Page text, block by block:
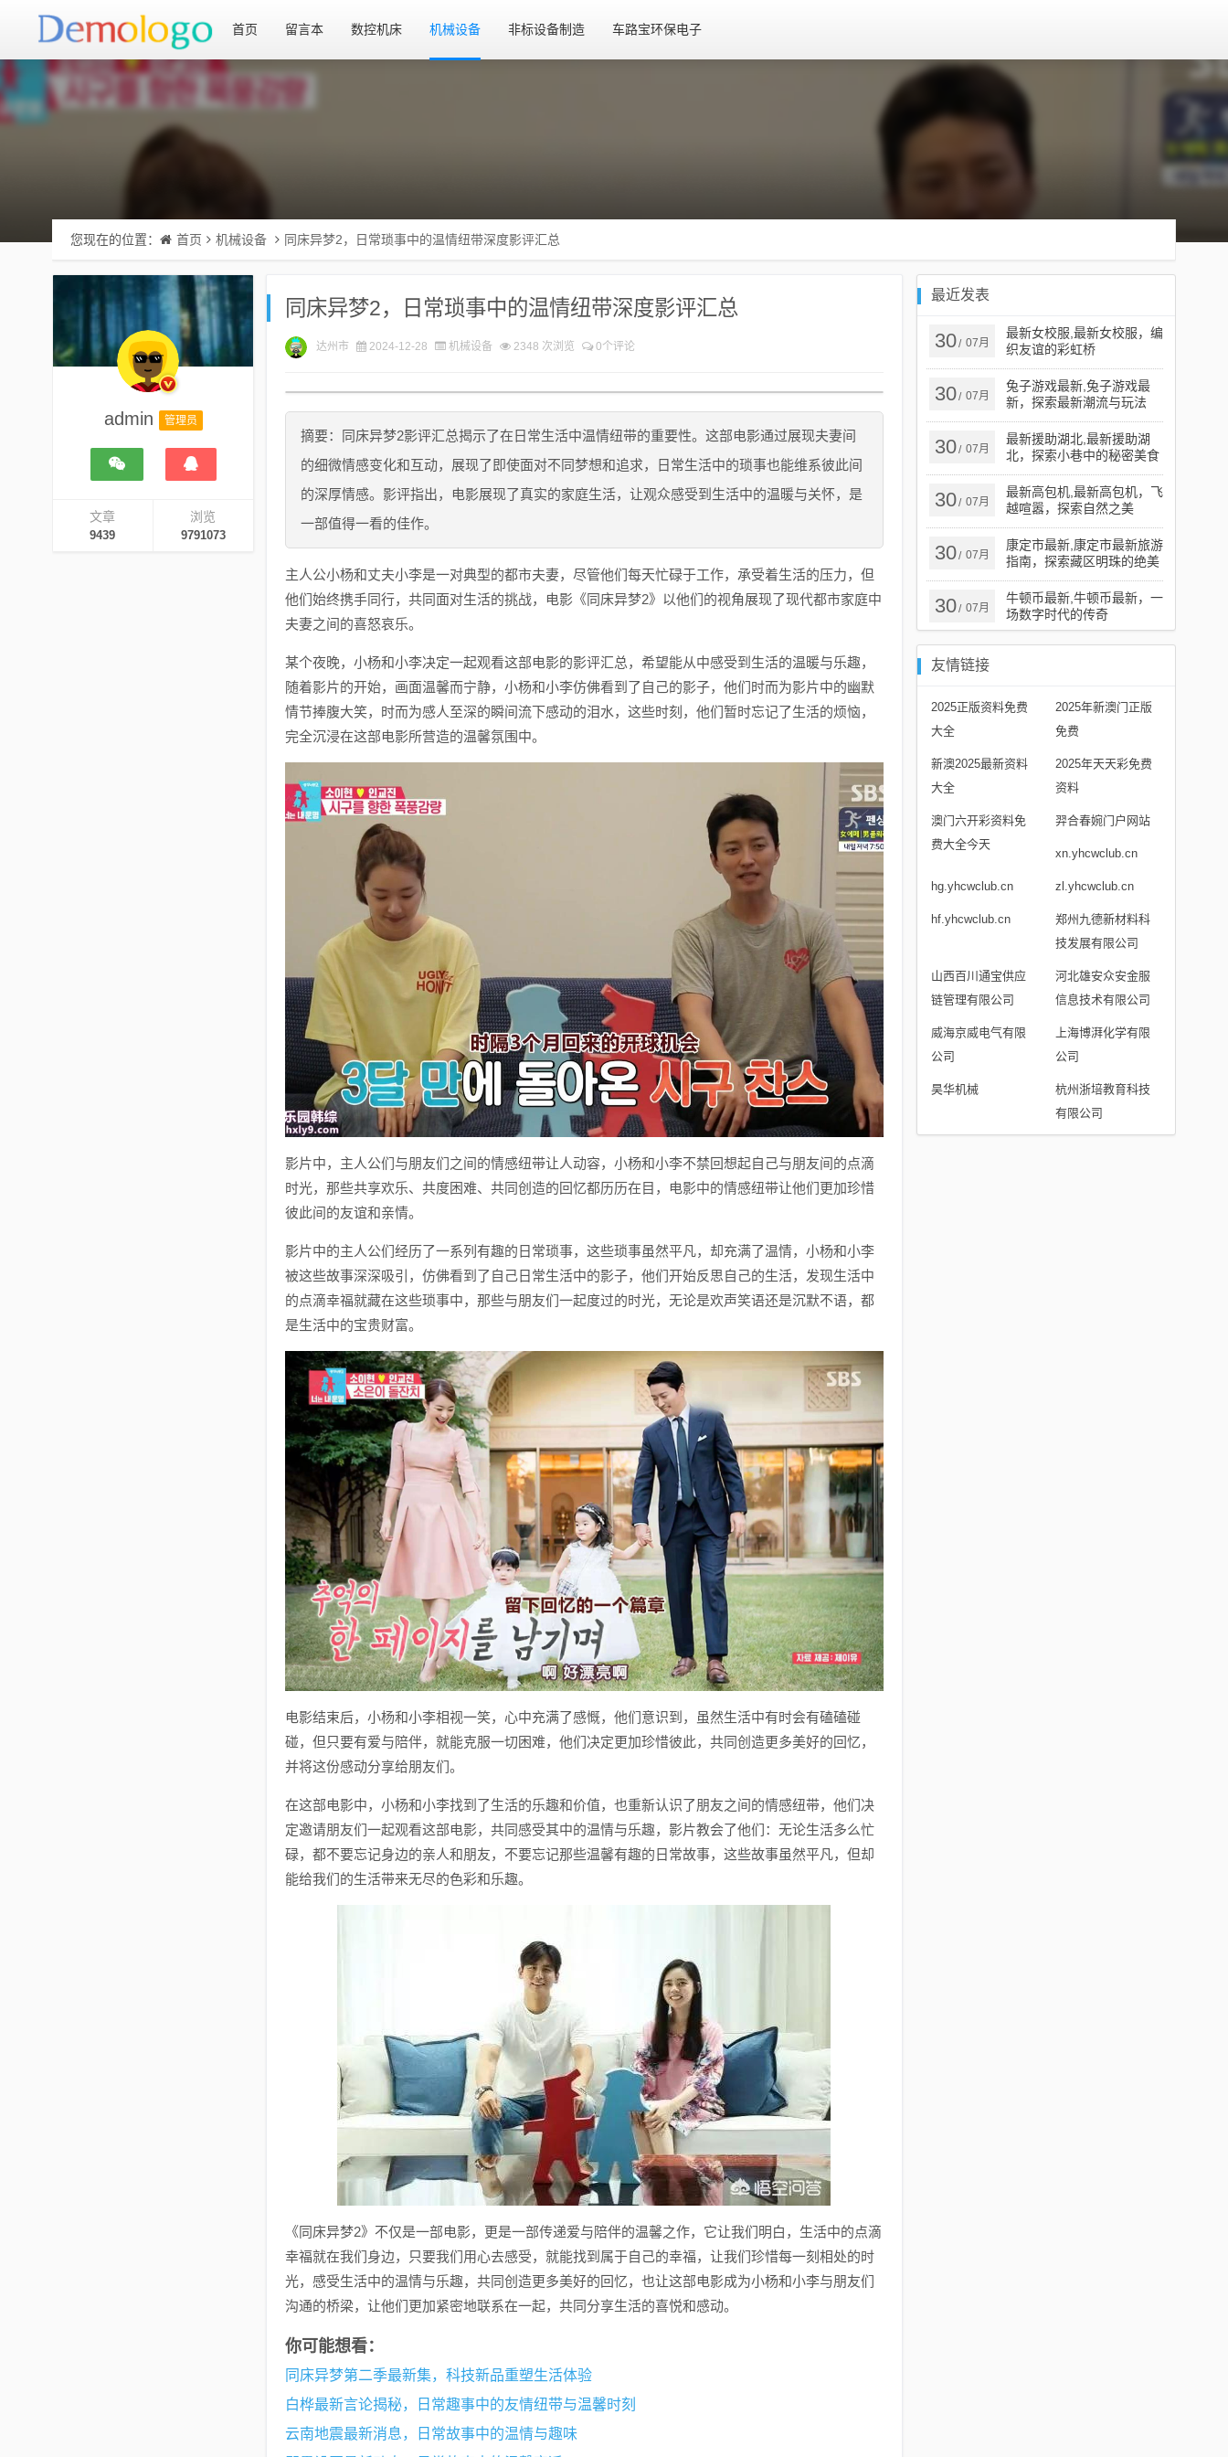
首页 留言本 数控机床 机械设备 非标设备制造 车路宝环保电子
您现在的位置： 首页 机械设备 同床异梦2，日常琐事中的温情纽带深度影评汇总
admin 管理员
文章
9439
浏览
9791073
同床异梦2，日常琐事中的温情纽带深度影评汇总
达州市 2024-12-28 机械设备 2348 次浏览 0个评论
摘要：同床异梦2影评汇总揭示了在日常生活中温情纽带的重要性。这部电影通过展现夫妻间
的细微情感变化和互动，展现了即使面对不同梦想和追求，日常生活中的琐事也能维系彼此间
的深厚情感。影评指出，电影展现了真实的家庭生活，让观众感受到生活中的温暖与关怀，是
一部值得一看的佳作。
主人公小杨和丈夫小李是一对典型的都市夫妻，尽管他们每天忙碌于工作，承受着生活的压力，但
他们始终携手同行，共同面对生活的挑战，电影《同床异梦2》以他们的视角展现了现代都市家庭中
夫妻之间的喜怒哀乐。
某个夜晚，小杨和小李决定一起观看这部电影的影评汇总，希望能从中感受到生活的温暖与乐趣，
随着影片的开始，画面温馨而宁静，小杨和小李仿佛看到了自己的影子，他们时而为影片中的幽默
情节捧腹大笑，时而为感人至深的瞬间流下感动的泪水，这些时刻，他们暂时忘记了生活的烦恼，
完全沉浸在这部电影所营造的温馨氛围中。
影片中，主人公们与朋友们之间的情感纽带让人动容，小杨和小李不禁回想起自己与朋友间的点滴
时光，那些共享欢乐、共度困难、共同创造的回忆都历历在目，电影中的情感纽带让他们更加珍惜
彼此间的友谊和亲情。
影片中的主人公们经历了一系列有趣的日常琐事，这些琐事虽然平凡，却充满了温情，小杨和小李
被这些故事深深吸引，仿佛看到了自己日常生活中的影子，他们开始反思自己的生活，发现生活中
的点滴幸福就藏在这些琐事中，那些与朋友们一起度过的时光，无论是欢声笑语还是沉默不语，都
是生活中的宝贵财富。
电影结束后，小杨和小李相视一笑，心中充满了感慨，他们意识到，虽然生活中有时会有磕磕碰
碰，但只要有爱与陪伴，就能克服一切困难，他们决定更加珍惜彼此，共同创造更多美好的回忆，
并将这份感动分享给朋友们。
在这部电影中，小杨和小李找到了生活的乐趣和价值，也重新认识了朋友之间的情感纽带，他们决
定邀请朋友们一起观看这部电影，共同感受其中的温情与乐趣，影片教会了他们：无论生活多么忙
碌，都不要忘记身边的亲人和朋友，不要忘记那些温馨有趣的日常故事，这些故事虽然平凡，但却
能给我们的生活带来无尽的色彩和乐趣。
《同床异梦2》不仅是一部电影，更是一部传递爱与陪伴的温馨之作，它让我们明白，生活中的点滴
幸福就在我们身边，只要我们用心去感受，就能找到属于自己的幸福，让我们珍惜每一刻相处的时
光，感受生活中的温情与乐趣，共同创造更多美好的回忆，也让这部电影成为小杨和小李与朋友们
沟通的桥梁，让他们更加紧密地联系在一起，共同分享生活的喜悦和感动。
你可能想看：
同床异梦第二季最新集，科技新品重塑生活体验
白桦最新言论揭秘，日常趣事中的友情纽带与温馨时刻
云南地震最新消息，日常故事中的温情与趣味
最近发表
30/ 07月
最新女校服,最新女校服，编
织友谊的彩虹桥
30/ 07月
兔子游戏最新,兔子游戏最
新，探索最新潮流与玩法
30/ 07月
最新援助湖北,最新援助湖
北，探索小巷中的秘密美食
基地
30/ 07月
最新高包机,最新高包机，飞
越喧嚣，探索自然之美
30/ 07月
康定市最新,康定市最新旅游
指南，探索藏区明珠的绝美
风光
30/ 07月
牛顿币最新,牛顿币最新，一
场数字时代的传奇
友情链接
2025正版资料免费
大全
2025年新澳门正版
免费
新澳2025最新资料
大全
2025年天天彩免费
资料
澳门六开彩资料免
费大全今天
羿合春婉门户网站
xn.yhcwclub.cn
hg.yhcwclub.cn zl.yhcwclub.cn
hf.yhcwclub.cn
郑州九德新材料科
技发展有限公司
山西百川通宝供应
链管理有限公司
河北雄安众安金服
信息技术有限公司
威海京威电气有限
公司
上海博湃化学有限
公司
昊华机械
杭州浙培教育科技
有限公司